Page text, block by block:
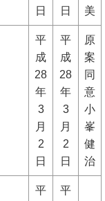
日
日
美
平
成
28
年
3
月
2
日
平
成
28
年
3
月
2
日
原
案
同
意
小
峯
健
治
平
平